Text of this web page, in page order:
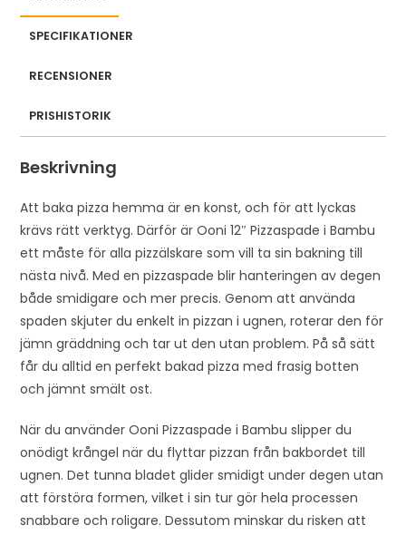
SPECIFIKATIONER
RECENSIONER
PRISHISTORIK
Beskrivning
Att baka pizza hemma är en konst, och för att lyckas
krävs rätt verktyg. Därför är Ooni 12″ Pizzaspade i Bambu
ett måste för alla pizzälskare som vill ta sin bakning till
nästa nivå. Med en pizzaspade blir hanteringen av degen
både smidigare och mer precis. Genom att använda
spaden skjuter du enkelt in pizzan i ugnen, roterar den för
jämn gräddning och tar ut den utan problem. På så sätt
får du alltid en perfekt bakad pizza med frasig botten
och jämnt smält ost.
När du använder Ooni Pizzaspade i Bambu slipper du
onödigt krångel när du flyttar pizzan från bakbordet till
ugnen. Det tunna bladet glider smidigt under degen utan
att förstöra formen, vilket i sin tur gör hela processen
snabbare och roligare. Dessutom minskar du risken att